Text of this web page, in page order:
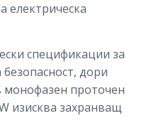
електрическа
спецификации за
дори
монофазен проточен
изисква захранващ